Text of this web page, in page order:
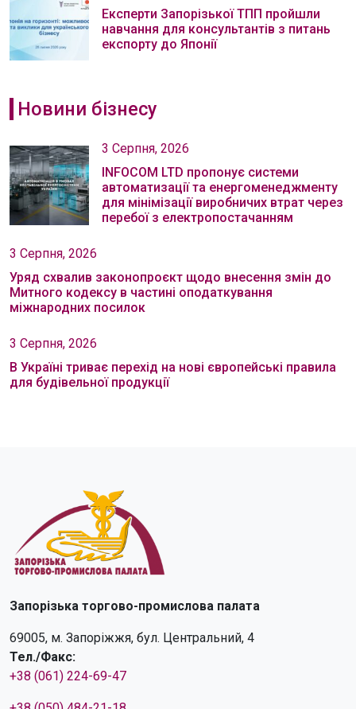
Експерти Запорізької ТПП пройшли
навчання для консультантів з питань
експорту до Японії
Новини бізнесу
3 Серпня, 2026
INFOCOM LTD пропонує системи
автоматизації та енергоменеджменту
для мінімізації виробничих втрат через
перебої з електропостачанням
3 Серпня, 2026
Уряд схвалив законопроєкт щодо внесення змін до
Митного кодексу в частині оподаткування
міжнародних посилок
3 Серпня, 2026
В Україні триває перехід на нові європейські правила
для будівельної продукції
Запорізька торгово-промислова палата
69005, м. Запоріжжя, бул. Центральний, 4
Тел./Факс:
+38 (061) 224-69-47